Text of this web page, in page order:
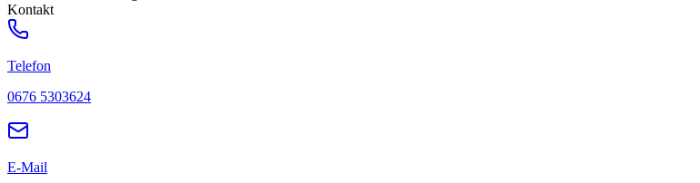
Kontakt
Telefon
0676 5303624
E-Mail